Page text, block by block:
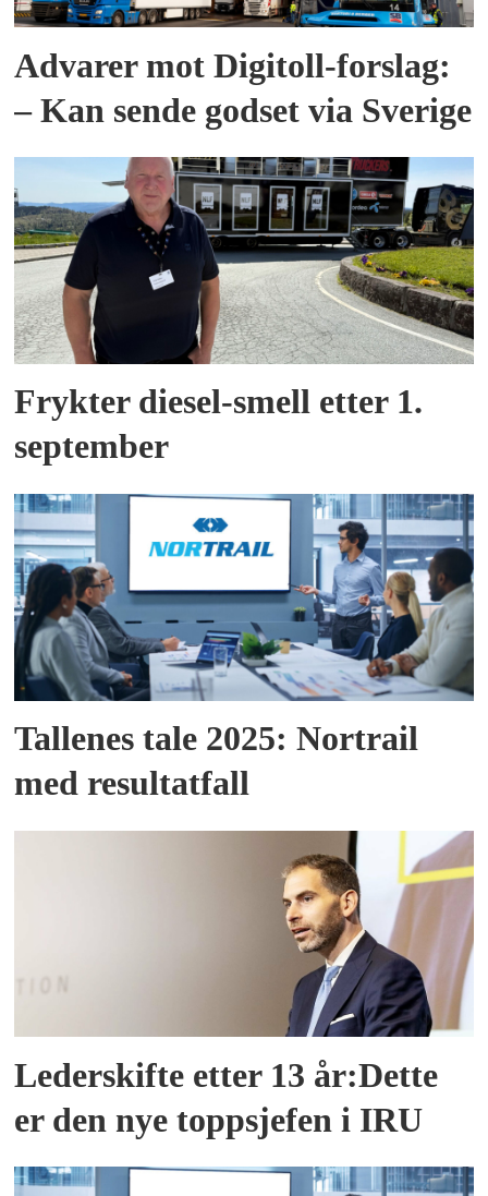
Advarer mot Digitoll-forslag:
– Kan sende godset via Sverige
Frykter diesel-smell etter 1.
september
Tallenes tale 2025: Nortrail
med resultatfall
Lederskifte etter 13 år:Dette
er den nye toppsjefen i IRU